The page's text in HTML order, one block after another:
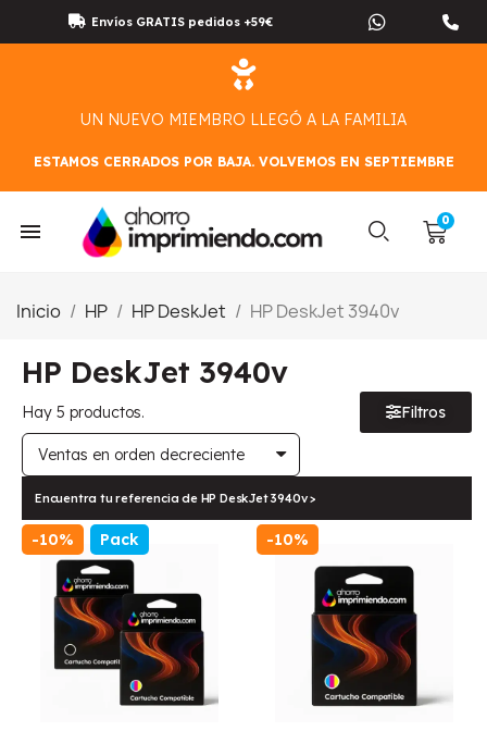
Envíos GRATIS pedidos +59€
UN NUEVO MIEMBRO LLEGÓ A LA FAMILIA
ESTAMOS CERRADOS POR BAJA. VOLVEMOS EN SEPTIEMBRE
Inicio HP HP DeskJet HP DeskJet 3940v
HP DeskJet 3940v
Hay 5 productos. Filtros
Encuentra tu referencia de HP DeskJet 3940v >
-10% Pack -10%